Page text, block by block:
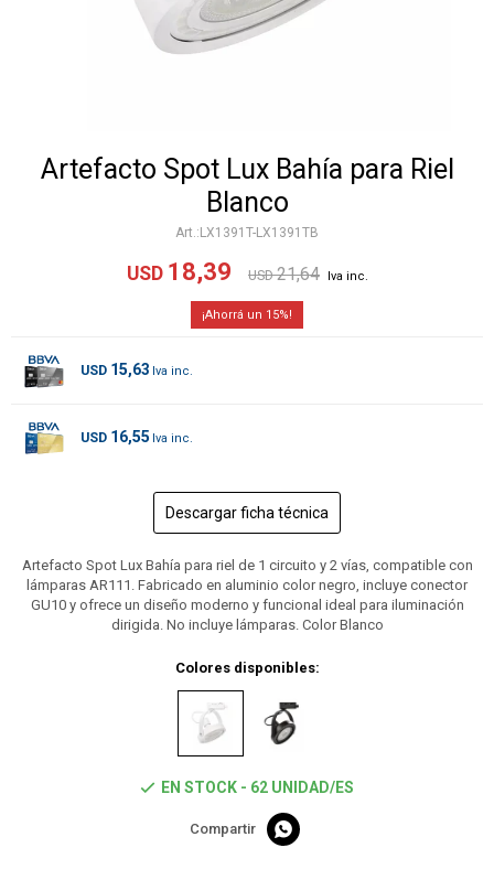
Artefacto Spot Lux Bahía para Riel
Blanco
LX1391T-LX1391TB
USD 18,39 USD 21,64
15
USD 15,63
USD 16,55
Descargar ficha técnica
Artefacto Spot Lux Bahía para riel de 1 circuito y 2 vías, compatible con
lámparas AR111. Fabricado en aluminio color negro, incluye conector
GU10 y ofrece un diseño moderno y funcional ideal para iluminación
dirigida. No incluye lámparas. Color Blanco
Colores disponibles:
EN STOCK - 62 UNIDAD/ES
